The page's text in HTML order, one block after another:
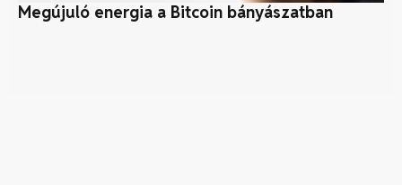
Megújuló energia a Bitcoin bányászatban